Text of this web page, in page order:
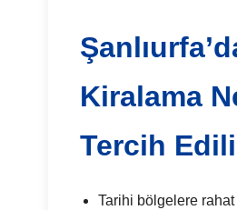
Kiralama
Tercih
Tarihi bölgelere rahat